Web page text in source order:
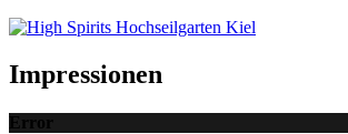
Impressionen
Error